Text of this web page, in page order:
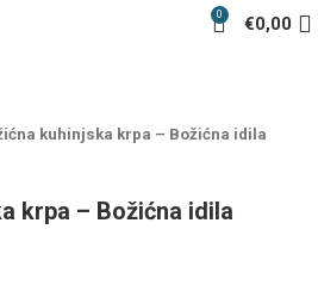
0 €0,00
kuhinjska krpa – Božićna idila
krpa – Božićna idila